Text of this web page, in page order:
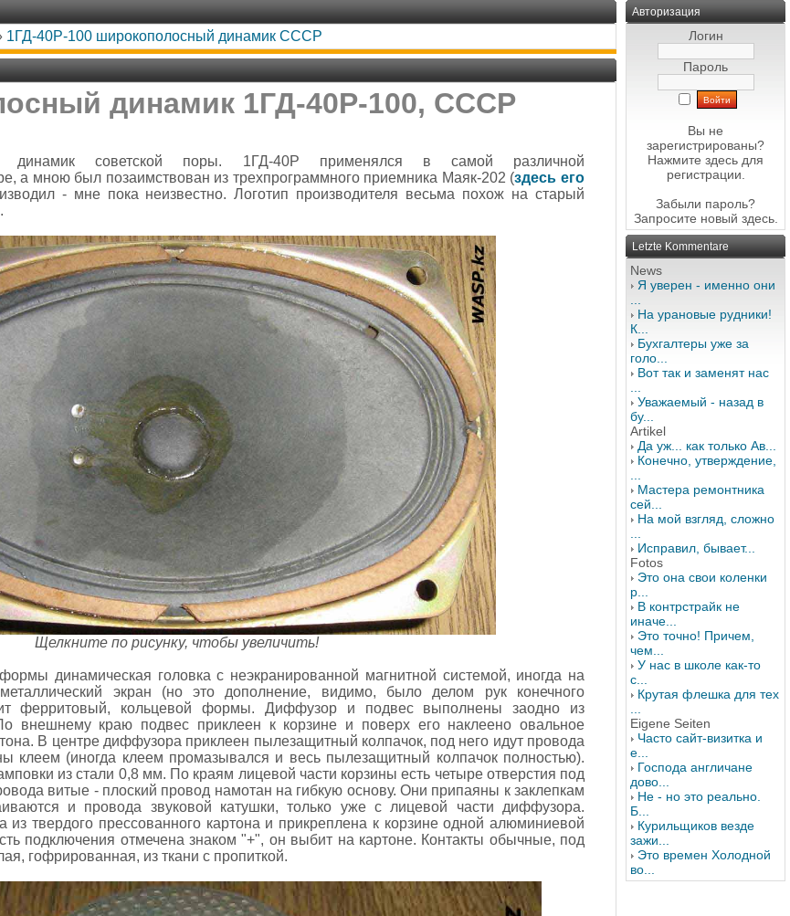
1ГД-40Р-100 широкополосный динамик СССР
динамик 1ГД-40Р-100, СССР
динамик советской поры. 1ГД-40Р применялся в самой различной
а мною был позаимствован из трехпрограммного приемника Маяк-202 (здесь его
- мне пока неизвестно. Логотип производителя весьма похож на старый
Щелкните по рисунку, чтобы увеличить!
динамическая головка с неэкранированной магнитной системой, иногда на
экран (но это дополнение, видимо, было делом рук конечного
ферритовый, кольцевой формы. Диффузор и подвес выполнены заодно из
внешнему краю подвес приклеен к корзине и поверх его наклеено овальное
В центре диффузора приклеен пылезащитный колпачок, под него идут провода
клеем (иногда клеем промазывался и весь пылезащитный колпачок полностью).
из стали 0,8 мм. По краям лицевой части корзины есть четыре отверстия под
витые - плоский провод намотан на гибкую основу. Они припаяны к заклепкам
и провода звуковой катушки, только уже с лицевой части диффузора.
из твердого прессованного картона и прикреплена к корзине одной алюминиевой
подключения отмечена знаком "+", он выбит на картоне. Контакты обычные, под
гофрированная, из ткани с пропиткой.
Авторизация
Логин
Пароль
Вы не
зарегистрированы?
Нажмите здесь для
регистрации.
Забыли пароль?
Запросите новый здесь.
Letzte Kommentare
News
Я уверен - именно они
На урановые рудники!
К...
Бухгалтеры уже за
голо...
Вот так и заменят нас
Уважаемый - назад в
бу...
Artikel
Да уж... как только Ав...
Конечно, утверждение,
Мастера ремонтника
сей...
На мой взгляд, сложно
Исправил, бывает...
Fotos
Это она свои коленки
р...
В контрстрайк не
иначе...
Это точно! Причем,
чем...
У нас в школе как-то
с...
Крутая флешка для тех
Eigene Seiten
Часто сайт-визитка и
е...
Господа англичане
дово...
Не - но это реально.
Б...
Курильщиков везде
зажи...
Это времен Холодной
во...